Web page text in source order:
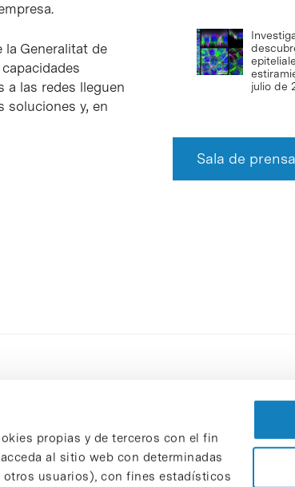
propias y de terceros con el fin
al sitio web con determinadas
usuarios), con fines estadísticos
la Generalitat de
a las redes lleguen
soluciones y, en
julio de
Sala de prensa